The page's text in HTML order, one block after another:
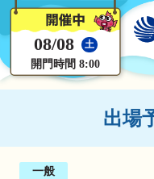
08/08 土
開門時間 8:00
出場
一般